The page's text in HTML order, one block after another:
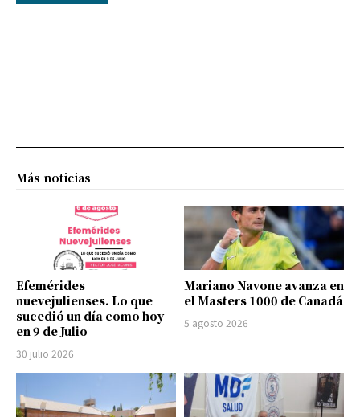
Más noticias
Efemérides
nuevejulienses. Lo que
sucedió un día como hoy
en 9 de Julio
30 julio 2026
Mariano Navone avanza en
el Masters 1000 de Canadá
5 agosto 2026